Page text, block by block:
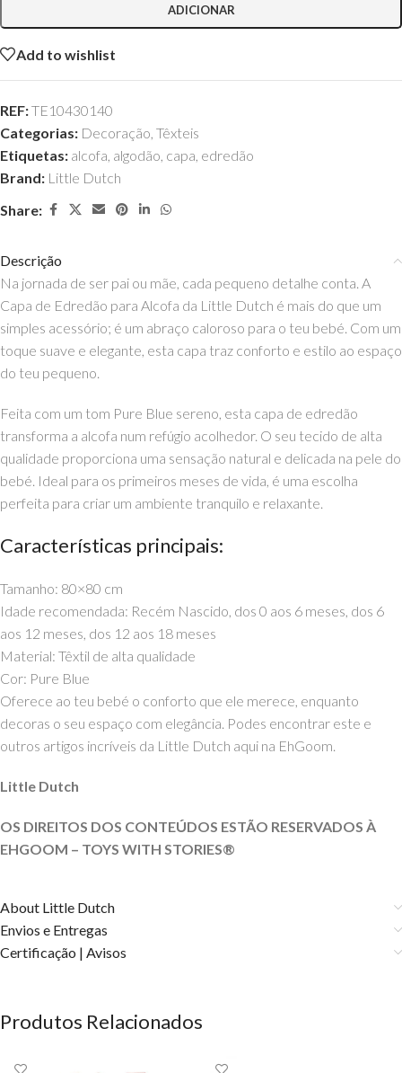
ADICIONAR
Add to wishlist
REF:TE10430140
Categorias: Decoração, Têxteis
Etiquetas: alcofa, algodão, capa, edredão
Brand: Little Dutch
Share:
Descrição
Na jornada de ser pai ou mãe, cada pequeno detalhe conta. A
Capa de Edredão para Alcofa da Little Dutch é mais do que um
simples acessório; é um abraço caloroso para o teu bebé. Com um
toque suave e elegante, esta capa traz conforto e estilo ao espaço
do teu pequeno.
Feita com um tom Pure Blue sereno, esta capa de edredão
transforma a alcofa num refúgio acolhedor. O seu tecido de alta
qualidade proporciona uma sensação natural e delicada na pele do
bebé. Ideal para os primeiros meses de vida, é uma escolha
perfeita para criar um ambiente tranquilo e relaxante.
Características principais:
Tamanho: 80×80 cm
Idade recomendada: Recém Nascido, dos 0 aos 6 meses, dos 6
aos 12 meses, dos 12 aos 18 meses
Material: Têxtil de alta qualidade
Cor: Pure Blue
Oferece ao teu bebé o conforto que ele merece, enquanto
decoras o seu espaço com elegância. Podes encontrar este e
outros artigos incríveis da Little Dutch aqui na EhGoom.
Little Dutch
OS DIREITOS DOS CONTEÚDOS ESTÃO RESERVADOS À
EHGOOM – TOYS WITH STORIES®️
About Little Dutch
Envios e Entregas
Certificação | Avisos
Produtos Relacionados